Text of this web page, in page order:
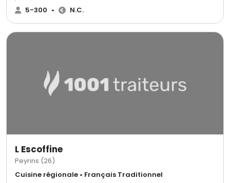
service de grande qualité. Quelque soit le nombre de vos convives nous
assurons un accompagnement personnalisé en fonction de vos attentes.
5-300 • N.C.
L Escoffine
Peyrins (26)
Cuisine régionale • Français Traditionnel